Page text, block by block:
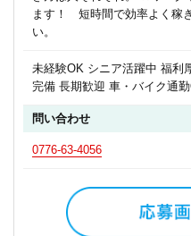
ます！ 短時間で効率よく稼
い。
未経験OK シニア活躍中 福利
完備 長期歓迎 車・バイク通
問い合わせ
0776-63-4056